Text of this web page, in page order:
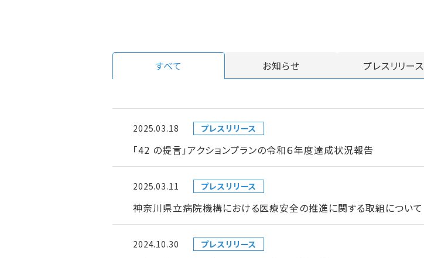
すべて お知らせ プレスリリース
2025.03.18 プレスリリース
「42 の提言」アクションプランの令和６年度達成状況報告
2025.03.11 プレスリリース
神奈川県立病院機構における医療安全の推進に関する取組について
2024.10.30 プレスリリース